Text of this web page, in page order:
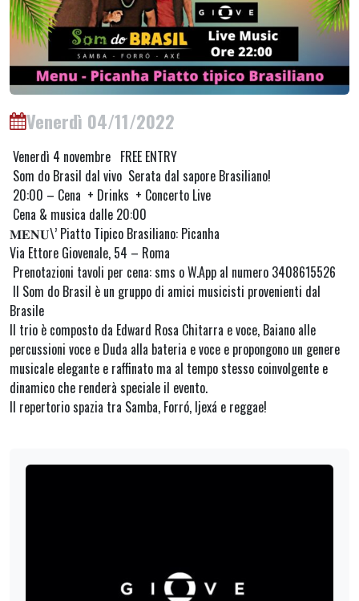
Venerdì 04/11/2022
Venerdì 4 novembre FREE ENTRY
Som do Brasil dal vivo Serata dal sapore Brasiliano!
20:00 – Cena + Drinks + Concerto Live
Cena & musica dalle 20:00
𝐌𝐄𝐍𝐔\’ Piatto Tipico Brasiliano: Picanha
Via Ettore Giovenale, 54 – Roma
Prenotazioni tavoli per cena: sms o W.App al numero 3408615526
Il Som do Brasil è un gruppo di amici musicisti provenienti dal
Brasile
Il trio è composto da Edward Rosa Chitarra e voce, Baiano alle
percussioni voce e Duda alla bateria e voce e propongono un genere
musicale elegante e raffinato ma al tempo stesso coinvolgente e
dinamico che renderà speciale il evento.
Il repertorio spazia tra Samba, Forró, Ijexá e reggae!